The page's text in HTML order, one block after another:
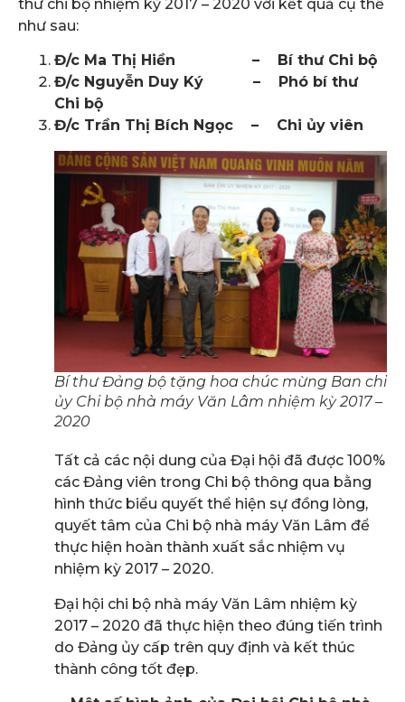
thư chi bộ nhiệm kỳ 2017 – 2020 với kết quả cụ thể
như sau:
Đ/c Ma Thị Hiền – Bí thư Chi bộ
Đ/c Nguyễn Duy Ký – Phó bí thư
Chi bộ
Đ/c Trần Thị Bích Ngọc – Chi ủy viên
Bí thư Đảng bộ tặng hoa chúc mừng Ban chi
ủy Chi bộ nhà máy Văn Lâm nhiệm kỳ 2017 –
2020
Tất cả các nội dung của Đại hội đã được 100%
các Đảng viên trong Chi bộ thông qua bằng
hình thức biểu quyết thể hiện sự đồng lòng,
quyết tâm của Chi bộ nhà máy Văn Lâm để
thực hiện hoàn thành xuất sắc nhiệm vụ
nhiệm kỳ 2017 – 2020.
Đại hội chi bộ nhà máy Văn Lâm nhiệm kỳ
2017 – 2020 đã thực hiện theo đúng tiến trình
do Đảng ủy cấp trên quy định và kết thúc
thành công tốt đẹp.